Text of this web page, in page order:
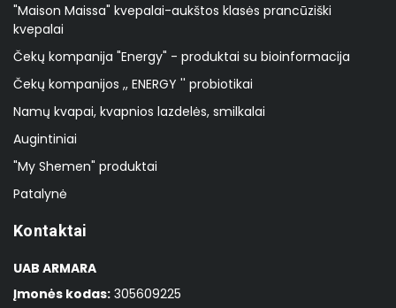
"Maison Maissa" kvepalai-aukštos klasės prancūziški
kvepalai
Čekų kompanija "Energy" - produktai su bioinformacija
Čekų kompanijos ,, ENERGY '' probiotikai
Namų kvapai, kvapnios lazdelės, smilkalai
Augintiniai
"My Shemen" produktai
Patalynė
Kontaktai
UAB ARMARA
Įmonės kodas: 305609225